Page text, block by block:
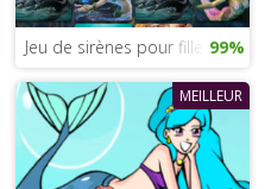
Jeu de sirènes pour filles99%
MEILLEUR